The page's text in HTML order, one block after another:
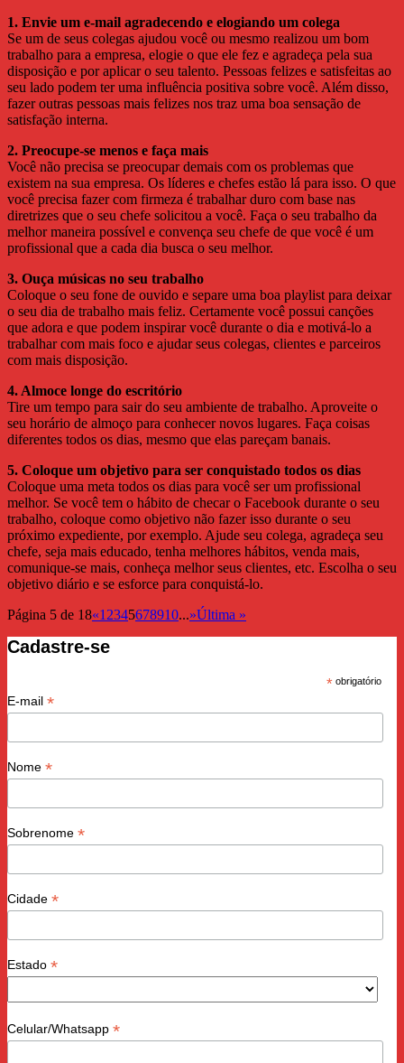
1. Envie um e-mail agradecendo e elogiando um colega
Se um de seus colegas ajudou você ou mesmo realizou um bom
trabalho para a empresa, elogie o que ele fez e agradeça pela sua
disposição e por aplicar o seu talento. Pessoas felizes e satisfeitas ao
seu lado podem ter uma influência positiva sobre você. Além disso,
fazer outras pessoas mais felizes nos traz uma boa sensação de
satisfação interna.
2. Preocupe-se menos e faça mais
Você não precisa se preocupar demais com os problemas que
existem na sua empresa. Os líderes e chefes estão lá para isso. O que
você precisa fazer com firmeza é trabalhar duro com base nas
diretrizes que o seu chefe solicitou a você. Faça o seu trabalho da
melhor maneira possível e convença seu chefe de que você é um
profissional que a cada dia busca o seu melhor.
3. Ouça músicas no seu trabalho
Coloque o seu fone de ouvido e separe uma boa playlist para deixar
o seu dia de trabalho mais feliz. Certamente você possui canções
que adora e que podem inspirar você durante o dia e motivá-lo a
trabalhar com mais foco e ajudar seus colegas, clientes e parceiros
com mais disposição.
4. Almoce longe do escritório
Tire um tempo para sair do seu ambiente de trabalho. Aproveite o
seu horário de almoço para conhecer novos lugares. Faça coisas
diferentes todos os dias, mesmo que elas pareçam banais.
5. Coloque um objetivo para ser conquistado todos os dias
Coloque uma meta todos os dias para você ser um profissional
melhor. Se você tem o hábito de checar o Facebook durante o seu
trabalho, coloque como objetivo não fazer isso durante o seu
próximo expediente, por exemplo. Ajude seu colega, agradeça seu
chefe, seja mais educado, tenha melhores hábitos, venda mais,
comunique-se mais, conheça melhor seus clientes, etc. Escolha o seu
objetivo diário e se esforce para conquistá-lo.
Página 5 de 18«1 2345678910...»Última »
Cadastre-se
*obrigatório
E-mail *
Nome *
Sobrenome *
Cidade *
Estado *
Celular/Whatsapp *